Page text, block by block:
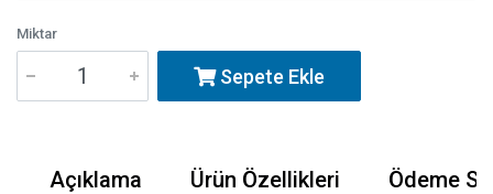
Miktar
Sepete Ekle
Açıklama Ürün Özellikleri Ödeme